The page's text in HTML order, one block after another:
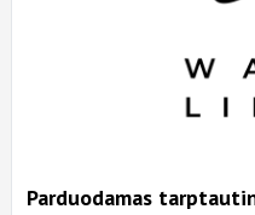
Parduodamas